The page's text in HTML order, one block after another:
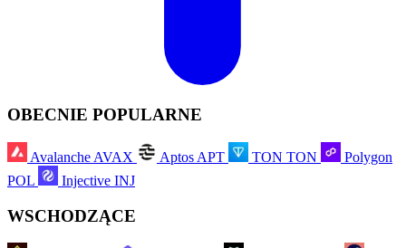
OBECNIE POPULARNE
Avalanche AVAX Aptos APT TON TON
Polygon
POL
Injective INJ
WSCHODZĄCE